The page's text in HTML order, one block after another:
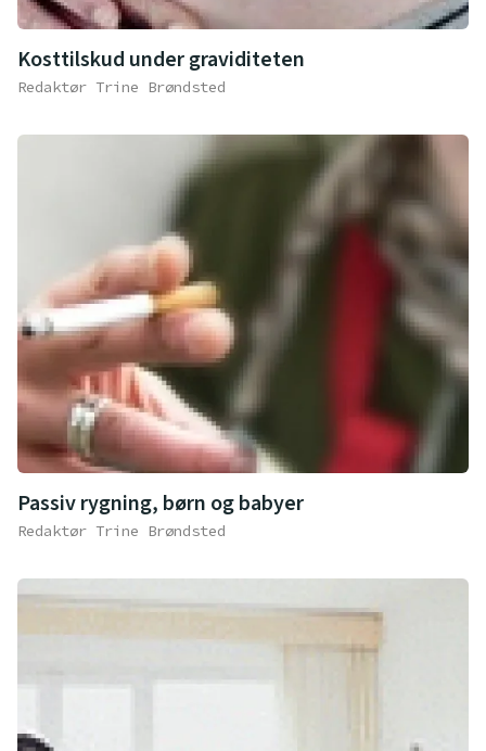
Kosttilskud under graviditeten
Redaktør Trine Brøndsted
Passiv rygning, børn og babyer
Redaktør Trine Brøndsted